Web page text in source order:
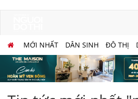
MỚI NHẤT DÂN SINH ĐÔ THỊ